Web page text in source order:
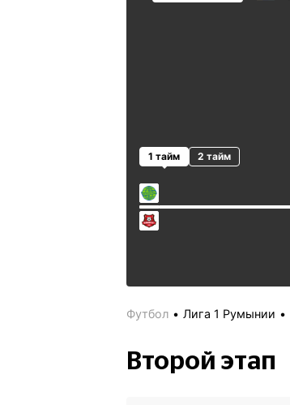
1 тайм 2 тайм
Футбол Лига 1 Румынии
Второй этап